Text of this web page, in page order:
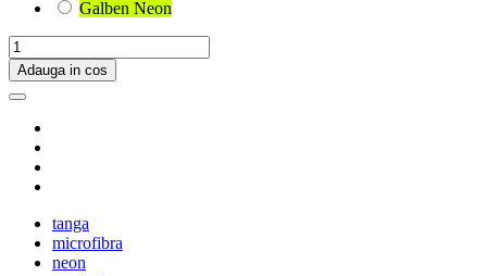
Galben Neon
Adauga in cos
tanga
microfibra
neon